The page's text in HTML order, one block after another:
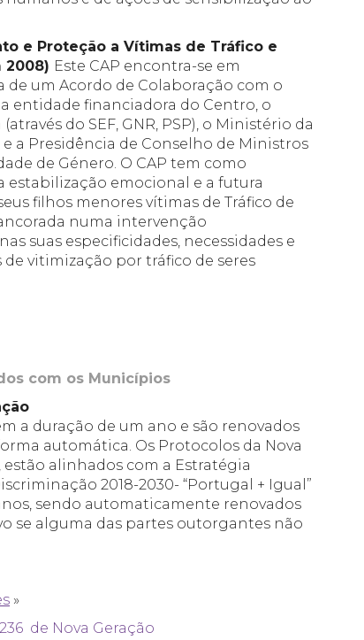
e Proteção a Vítimas de Tráfico e
2008) Este CAP encontra-se em
um Acordo de Colaboração com o
entidade financiadora do Centro, o
do SEF, GNR, PSP), o Ministério da
a Presidência de Conselho de Ministros
de Género. O CAP tem como
emocional e a futura
filhos menores vítimas de Tráfico de
numa intervenção
suas especificidades, necessidades e
vitimização por tráfico de seres
com os Municípios
a duração de um ano e são renovados
automática. Os Protocolos da Nova
estão alinhados com a Estratégia
2018-2030- “Portugal + Igual”
sendo automaticamente renovados
se alguma das partes outorgantes não
»
de Nova Geração